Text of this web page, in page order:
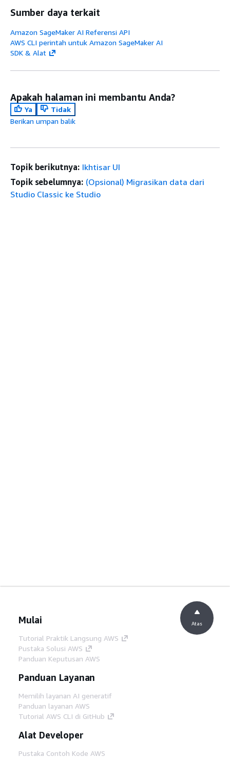
Sumber daya terkait
Amazon SageMaker AI Referensi API
AWS CLI perintah untuk Amazon SageMaker AI
SDK & Alat
Apakah halaman ini membantu Anda?
Ya
Tidak
Berikan umpan balik
Topik berikutnya: Ikhtisar UI
Topik sebelumnya: (Opsional) Migrasikan data dari
Studio Classic ke Studio
Mulai
Tutorial Praktik Langsung AWS
Pustaka Solusi AWS
Panduan Keputusan AWS
Panduan Layanan
Memilih layanan AI generatif
Panduan layanan AWS
Tutorial AWS CLI di GitHub
Alat Developer
Pustaka Contoh Kode AWS
Atas